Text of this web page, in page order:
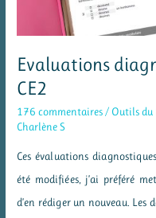
Evaluations
CE2
176 commentaires / Outils du
Charlène S
Ces évaluations
été modifiées, j’ai préféré
d’en rédiger un nouveau.